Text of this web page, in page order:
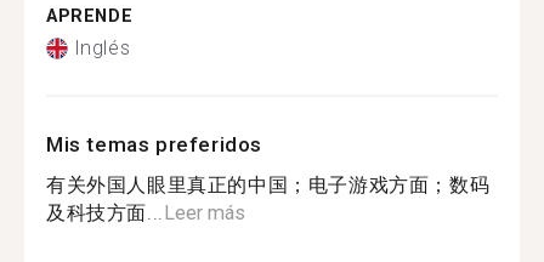
APRENDE
Inglés
Mis temas preferidos
有关外国人眼里真正的中国；电子游戏方面；数码
及科技方面...Leer más